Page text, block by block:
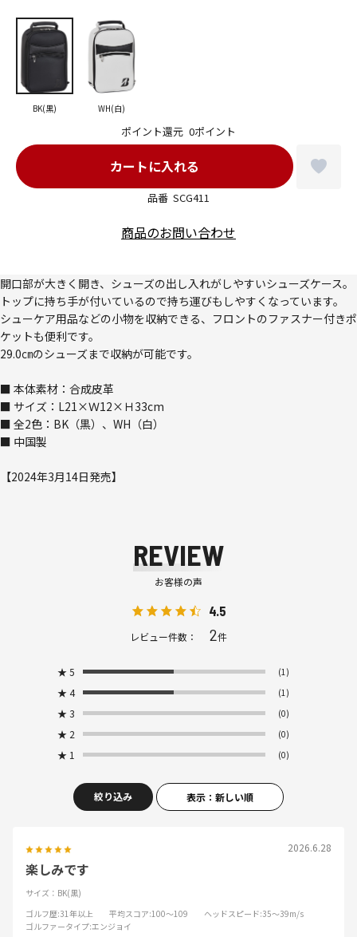
品番 SCG411
ポイント還元 0ポイント
BK(黒) WH(白)
商品のお問い合わせ
開口部が大きく開き、シューズの出し入れがしやすいシューズケース。
トップに持ち手が付いているので持ち運びもしやすくなっています。
シューケア用品などの小物を収納できる、フロントのファスナー付きポ
ケットも便利です。
29.0㎝のシューズまで収納が可能です。
■ 本体素材：合成皮革
■ サイズ：L21×Ｗ12×Ｈ33cm
■ 全2色：BK（黒）、WH（白）
■ 中国製
【2024年3月14日発売】
REVIEW
お客様の声
4.5
レビュー件数： 2件
★ 5 (1)
★ 4 (1)
★ 3 (0)
★ 2 (0)
★ 1 (0)
絞り込み 表示：新しい順
2026.6.28
楽しみです
サイズ：BK(黒)
ゴルフ歴:31年以上 平均スコア:100～109 ヘッドスピード:35～39m/s
ゴルファータイプ:エンジョイ